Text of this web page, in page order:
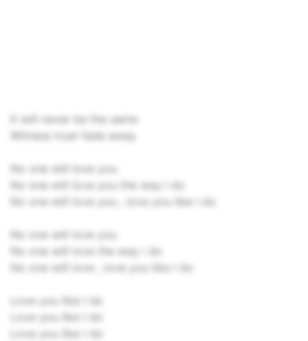
It will never be the same
Witness trust fade away
No one will love you
No one will love you the way I do
No one will love you , love you like I do
No one will love you
No one will love the way i do
No one will love , love you like I do
Love you like I do
Love you like I do
Love you like I do